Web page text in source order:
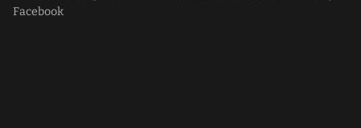
Facebook